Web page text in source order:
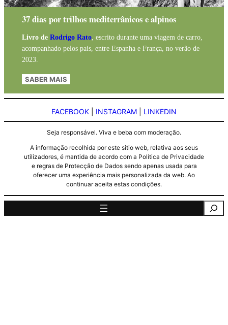
37 dias por trilhos mediterrânicos e alpinos
Livro de Rodrigo Rato, escrito durante uma viagem de carro,
acompanhado pelos pais, entre Espanha e França, no verão de
2023.
SABER MAIS
FACEBOOK INSTAGRAM LINKEDIN
Seja responsável. Viva e beba com moderação.
A informação recolhida por este sitio web, relativa aos seus
utilizadores, é mantida de acordo com a Política de Privacidade
e regras de Protecção de Dados sendo apenas usada para
oferecer uma experiência mais personalizada da web. Ao
continuar aceita estas condições.